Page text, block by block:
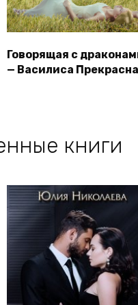
Говорящая с
— Василиса
книги